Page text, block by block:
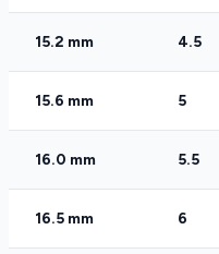
15.2 mm 4.5
15.6 mm 5
16.0 mm 5.5
16.5 mm 6